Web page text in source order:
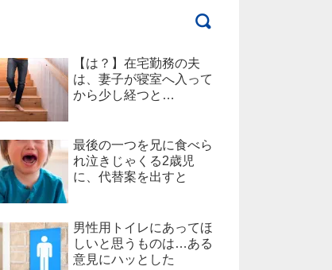
【は？】在宅勤務の夫
は、妻子が寝室へ入って
から少し経つと…
最後の一つを兄に食べら
れ泣きじゃくる2歳児
に、代替案を出すと
男性用トイレにあってほ
しいと思うものは…ある
意見にハッとした